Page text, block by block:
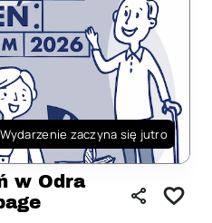
Wydarzenie zaczyna się jutro
w Odra